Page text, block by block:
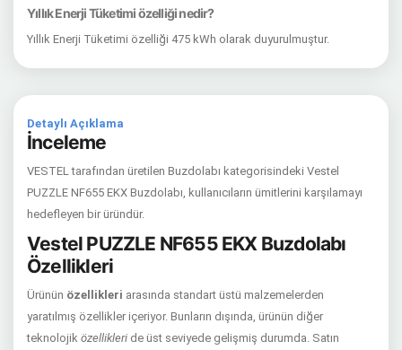
Yıllık Enerji Tüketimi özelliği nedir?
Yıllık Enerji Tüketimi özelliği 475 kWh olarak duyurulmuştur.
Detaylı Açıklama
İnceleme
VESTEL tarafından üretilen Buzdolabı kategorisindeki Vestel
PUZZLE NF655 EKX Buzdolabı, kullanıcıların ümitlerini karşılamayı
hedefleyen bir üründür.
Vestel PUZZLE NF655 EKX Buzdolabı
Özellikleri
Ürünün özellikleri arasında standart üstü malzemelerden
yaratılmış özellikler içeriyor. Bunların dışında, ürünün diğer
teknolojik özellikleri de üst seviyede gelişmiş durumda. Satın